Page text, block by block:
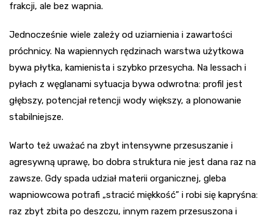
frakcji, ale bez wapnia.
Jednocześnie wiele zależy od uziarnienia i zawartości
próchnicy. Na wapiennych rędzinach warstwa użytkowa
bywa płytka, kamienista i szybko przesycha. Na lessach i
pyłach z węglanami sytuacja bywa odwrotna: profil jest
głębszy, potencjał retencji wody większy, a plonowanie
stabilniejsze.
Warto też uważać na zbyt intensywne przesuszanie i
agresywną uprawę, bo dobra struktura nie jest dana raz na
zawsze. Gdy spada udział materii organicznej, gleba
wapniowcowa potrafi „stracić miękkość” i robi się kapryśna:
raz zbyt zbita po deszczu, innym razem przesuszona i